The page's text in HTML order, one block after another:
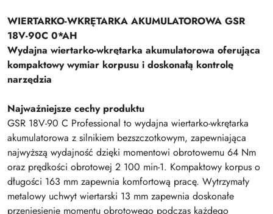
WIERTARKO-WKRĘTARKA AKUMULATOROWA GSR
18V-90C 0*AH
Wydajna wiertarko-wkrętarka akumulatorowa oferująca
kompaktowy wymiar korpusu i doskonałą kontrolę
narzędzia
Najważniejsze cechy produktu
GSR 18V-90 C Professional to wydajna wiertarko-wkrętarka
akumulatorowa z silnikiem bezszczotkowym, zapewniająca
najwyższą wydajność dzięki momentowi obrotowemu 64 Nm
oraz prędkości obrotowej 2 100 min-1. Kompaktowy korpus o
długości 163 mm zapewnia komfortową pracę. Wytrzymały
metalowy uchwyt wiertarski 13 mm zapewnia doskonałe
przeniesienie momentu obrotowego podczas każdego